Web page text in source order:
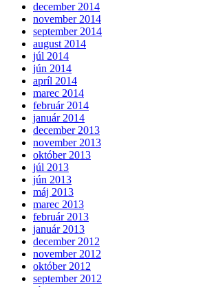
december 2014
november 2014
september 2014
august 2014
júl 2014
jún 2014
apríl 2014
marec 2014
február 2014
január 2014
december 2013
november 2013
október 2013
júl 2013
jún 2013
máj 2013
marec 2013
február 2013
január 2013
december 2012
november 2012
október 2012
september 2012